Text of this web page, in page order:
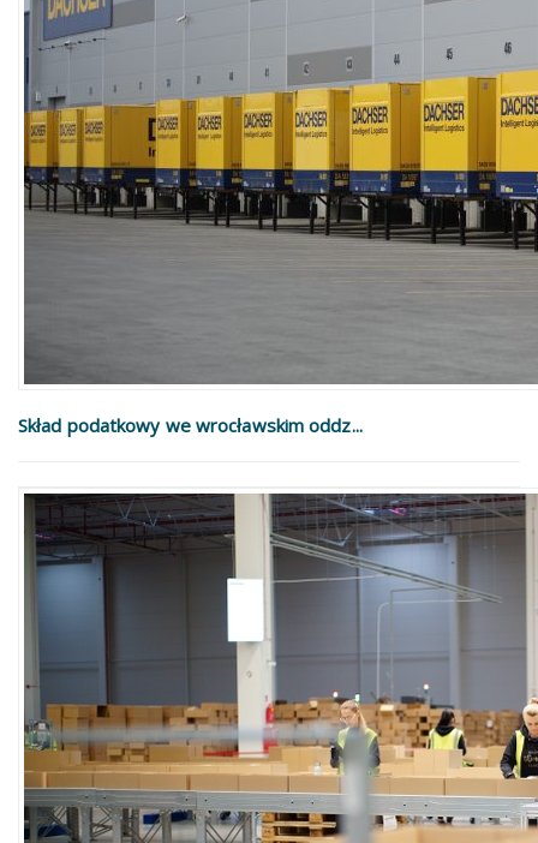
Skład podatkowy we wrocławskim oddz...